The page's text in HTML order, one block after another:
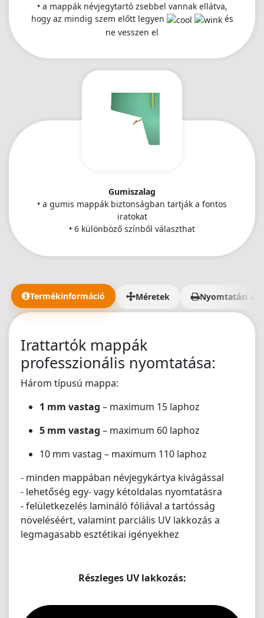
Termékinformáció Méretek Nyomtatási
Irattartók mappák
professzionális nyomtatása:
Három típusú mappa:
1 mm vastag – maximum 15 laphoz
5 mm vastag – maximum 60 laphoz
10 mm vastag – maximum 110 laphoz
- minden mappában névjegykártya kivágással
- lehetőség egy- vagy kétoldalas nyomtatásra
- felületkezelés lamináló fóliával a tartósság
növeléséért, valamint parciális UV lakkozás a
legmagasabb esztétikai igényekhez
Részleges UV lakkozás:
• a mappák névjegytartó zsebbel vannak ellátva,
hogy az mindig szem előtt legyen
és
ne vesszen el
Gumiszalag
• a gumis mappák biztonságban tartják a fontos
iratokat
• 6 különböző színből választhat